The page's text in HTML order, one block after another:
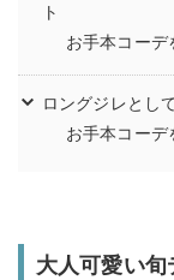
ト
お手本コーデ
ロングジレとし
お手本コーデ
大人可愛い旬